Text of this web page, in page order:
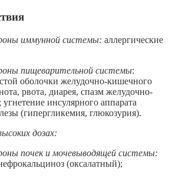
иммунной системы: аллергические
пищеварительной системы:
оболочки желудочно-кишечного
рвота, диарея, спазм желудочно-
инсулярного аппарата
(гипергликемия, глюкозурия).
дозах:
почек и мочевыводящей системы:
(оксалатный);